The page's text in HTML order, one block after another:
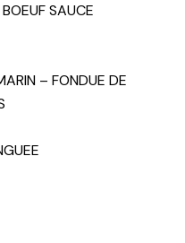
SAUCE
– FONDUE DE